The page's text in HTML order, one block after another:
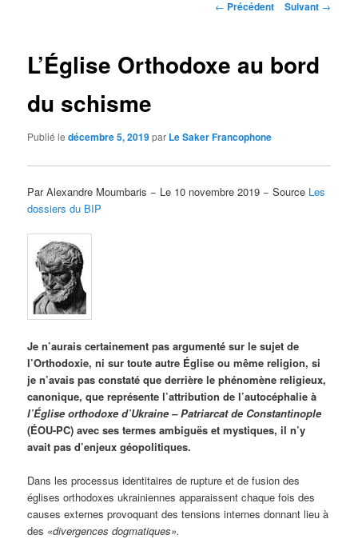
Navigation
← Précédent Suivant →
L’Église Orthodoxe au bord
du schisme
Publié ledécembre 5, 2019par Le Saker Francophone
Par Alexandre Moumbaris − Le 10 novembre 2019 − Source Les
dossiers du BIP
Je n’aurais certainement pas argumenté sur le sujet de
l’Orthodoxie, ni sur toute autre Église ou même religion, si
je n’avais pas constaté que derrière le phénomène religieux,
canonique, que représente l’attribution de l’autocéphalie à
l’Église orthodoxe d’Ukraine – Patriarcat de Constantinople
(ÉOU-PC) avec ses termes ambiguës et mystiques, il n’y
avait pas d’enjeux géopolitiques.
Dans les processus identitaires de rupture et de fusion des
églises orthodoxes ukrainiennes apparaissent chaque fois des
causes externes provoquant des tensions internes donnant lieu à
des «divergences dogmatiques».